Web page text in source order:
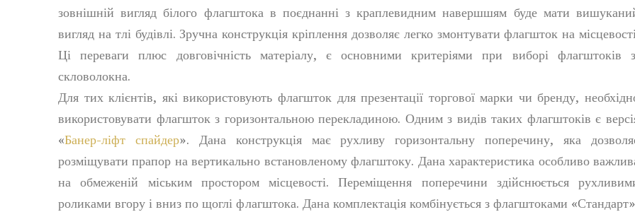
зовнішній вигляд білого флагштока в поєднанні з краплевидним навершшям буде мати
вигляд на тлі будівлі. Зручна конструкція кріплення дозволяє легко змонтувати флагшток на
Ці переваги плюс довговічність матеріалу, є основними критеріями при виборі флагштоків
скловолокна.
Для тих клієнтів, які використовують флагшток для презентації торгової марки чи бренду,
використовувати флагшток з горизонтальною перекладиною. Одним з видів таких флагштоків є
«Банер-ліфт спайдер». Дана конструкція має рухливу горизонтальну поперечину, яка
розміщувати прапор на вертикально встановленому флагштоку. Дана характеристика особливо
на обмеженій міським простором місцевості. Переміщення поперечини здійснюється
роликами вгору і вниз по щоглі флагштока. Дана комплектація комбінується з флагштоками